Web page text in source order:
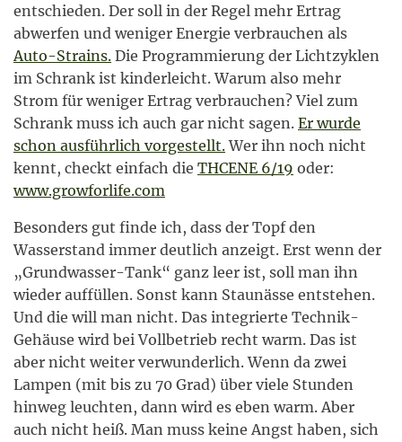
entschieden. Der soll in der Regel mehr Ertrag
abwerfen und weniger Energie verbrauchen als
Auto-Strains. Die Programmierung der Lichtzyklen
im Schrank ist kinderleicht. Warum also mehr
Strom für weniger Ertrag verbrauchen? Viel zum
Schrank muss ich auch gar nicht sagen. Er wurde
schon ausführlich vorgestellt.Wer ihn noch nicht
kennt, checkt einfach die THCENE 6/19 oder:
www.growforlife.com
Besonders gut finde ich, dass der Topf den
Wasserstand immer deutlich anzeigt. Erst wenn der
„Grundwasser-Tank“ ganz leer ist, soll man ihn
wieder auffüllen. Sonst kann Staunässe entstehen.
Und die will man nicht. Das integrierte Technik-
Gehäuse wird bei Vollbetrieb recht warm. Das ist
aber nicht weiter verwunderlich. Wenn da zwei
Lampen (mit bis zu 70 Grad) über viele Stunden
hinweg leuchten, dann wird es eben warm. Aber
auch nicht heiß. Man muss keine Angst haben, sich